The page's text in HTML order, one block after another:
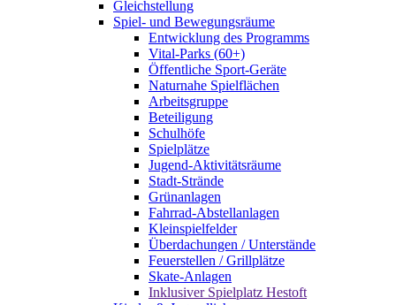
Gleichstellung
Spiel- und Bewegungsräume
Entwicklung des Programms
Vital-Parks (60+)
Öffentliche Sport-Geräte
Naturnahe Spielflächen
Arbeitsgruppe
Beteiligung
Schulhöfe
Spielplätze
Jugend-Aktivitätsräume
Stadt-Strände
Grünanlagen
Fahrrad-Abstellanlagen
Kleinspielfelder
Überdachungen / Unterstände
Feuerstellen / Grillplätze
Skate-Anlagen
Inklusiver Spielplatz Hestoft